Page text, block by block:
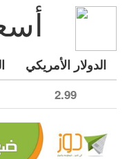
الدولار الأمريكي
2.99